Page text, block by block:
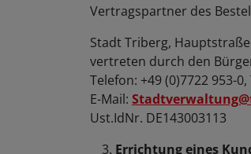
Vertragspartner des
Stadt Triberg,
vertreten durch den
Telefon: +49 (0)7722 953-
E-Mail:
Ust.IdNr. DE143003113
Errichtung eines